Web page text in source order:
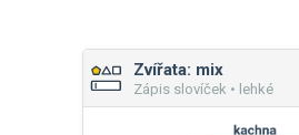
Zvířata: mix
Zápis slovíček • lehké